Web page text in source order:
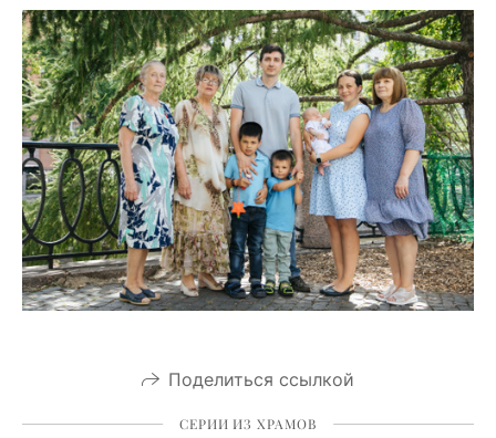
Поделиться ссылкой
СЕРИИ ИЗ ХРАМОВ